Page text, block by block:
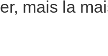
mais la